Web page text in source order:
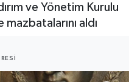
ve Yönetim Kurulu
aldı